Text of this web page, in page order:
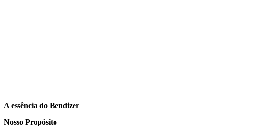
A essência do Bendizer
Nosso Propósito